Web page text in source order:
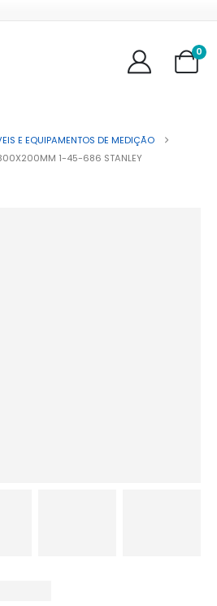
0
E EQUIPAMENTOS DE MEDIÇÃO
300X200MM 1-45-686 STANLEY